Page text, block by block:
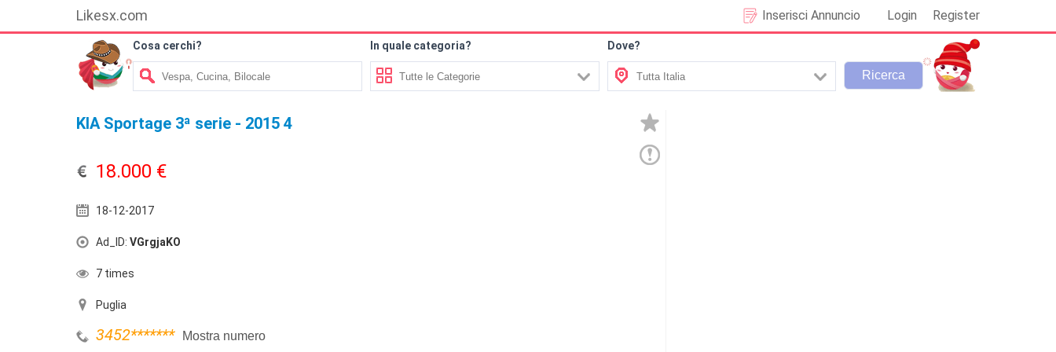
Likesx.com Login Register
Inserisci Annuncio
Cosa cerchi? In quale categoria? Dove?
KIA Sportage 3ª serie - 2015 4
18.000 €
18-12-2017
Ad_ID: VGrgjaKO
7 times
Puglia
3452******* Mostra numero